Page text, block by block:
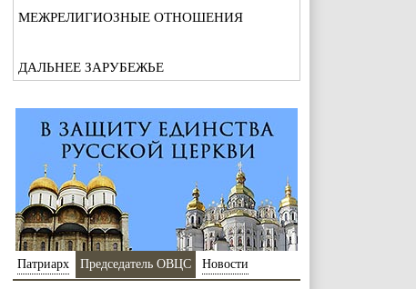
МЕЖРЕЛИГИОЗНЫЕ ОТНОШЕНИЯ
ДАЛЬНЕЕ ЗАРУБЕЖЬЕ
Патриарх Председатель ОВЦС Новости